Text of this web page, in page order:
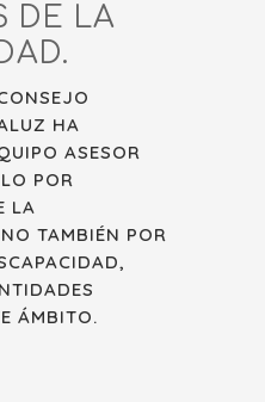
DE LA
HA
ASESOR
POR
LA
TAMBIÉN POR
ÁMBITO.